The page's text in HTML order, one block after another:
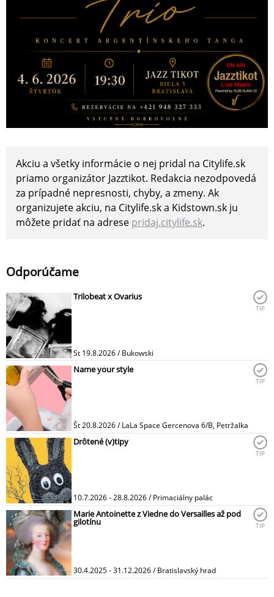
Akciu a všetky informácie o nej pridal na Citylife.sk
priamo organizátor Jazztikot. Redakcia nezodpovedá
za prípadné nepresnosti, chyby, a zmeny. Ak
organizujete akciu, na Citylife.sk a Kidstown.sk ju
môžete pridať na adrese pridaj.citylife.sk.
Odporúčame
Trilobeat x Ovarius
St 19.8.2026 / Bukowski
TIP
Name your style
Št 20.8.2026 / LaLa Space Gercenova 6/B, Petržalka
TIP
Drôtené (v)tipy
10.7.2026 - 28.8.2026 / Primaciálny palác
TIP
Marie Antoinette z Viedne do Versailles až pod
gilotínu
30.4.2025 - 31.12.2026 / Bratislavský hrad
TIP